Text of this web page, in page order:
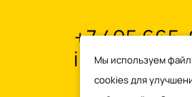
+7 495
Мы используем
cookies для